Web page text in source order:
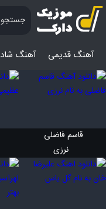
آهنگ قدیمی آهنگ‌ شاد
قاسم فاضلی
نرزی